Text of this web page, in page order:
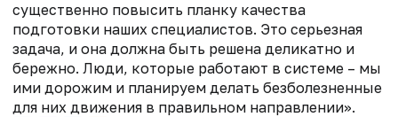
существенно повысить планку качества
подготовки наших специалистов. Это серьезная
задача, и она должна быть решена деликатно и
бережно. Люди, которые работают в системе – мы
ими дорожим и планируем делать безболезненные
для них движения в правильном направлении».